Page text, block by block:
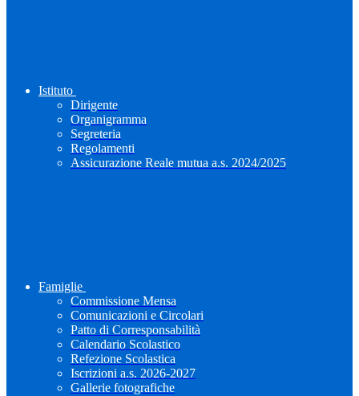
Istituto
Dirigente
Organigramma
Segreteria
Regolamenti
Assicurazione Reale mutua a.s. 2024/2025
Famiglie
Commissione Mensa
Comunicazioni e Circolari
Patto di Corresponsabilità
Calendario Scolastico
Refezione Scolastica
Iscrizioni a.s. 2026-2027
Gallerie fotografiche